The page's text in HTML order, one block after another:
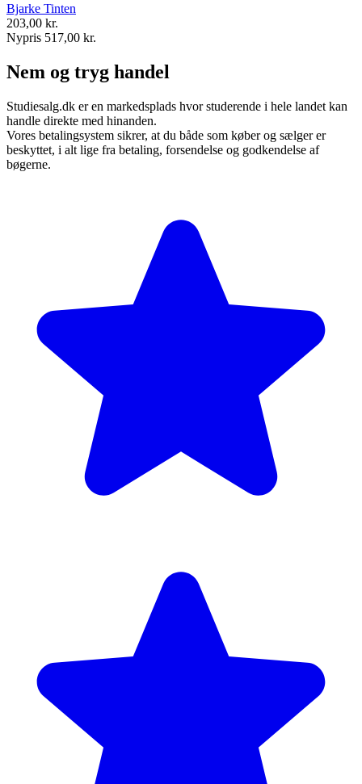
Bjarke Tinten
203,00 kr.
Nypris 517,00 kr.
Nem og tryg handel
Studiesalg.dk er en markedsplads hvor studerende i hele landet kan
handle direkte med hinanden.
Vores betalingsystem sikrer, at du både som køber og sælger er
beskyttet, i alt lige fra betaling, forsendelse og godkendelse af
bøgerne.